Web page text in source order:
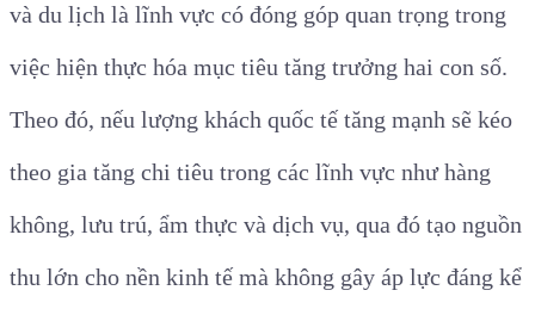
và du lịch là lĩnh vực có đóng góp quan trọng trong
việc hiện thực hóa mục tiêu tăng trưởng hai con số.
Theo đó, nếu lượng khách quốc tế tăng mạnh sẽ kéo
theo gia tăng chi tiêu trong các lĩnh vực như hàng
không, lưu trú, ẩm thực và dịch vụ, qua đó tạo nguồn
thu lớn cho nền kinh tế mà không gây áp lực đáng kể